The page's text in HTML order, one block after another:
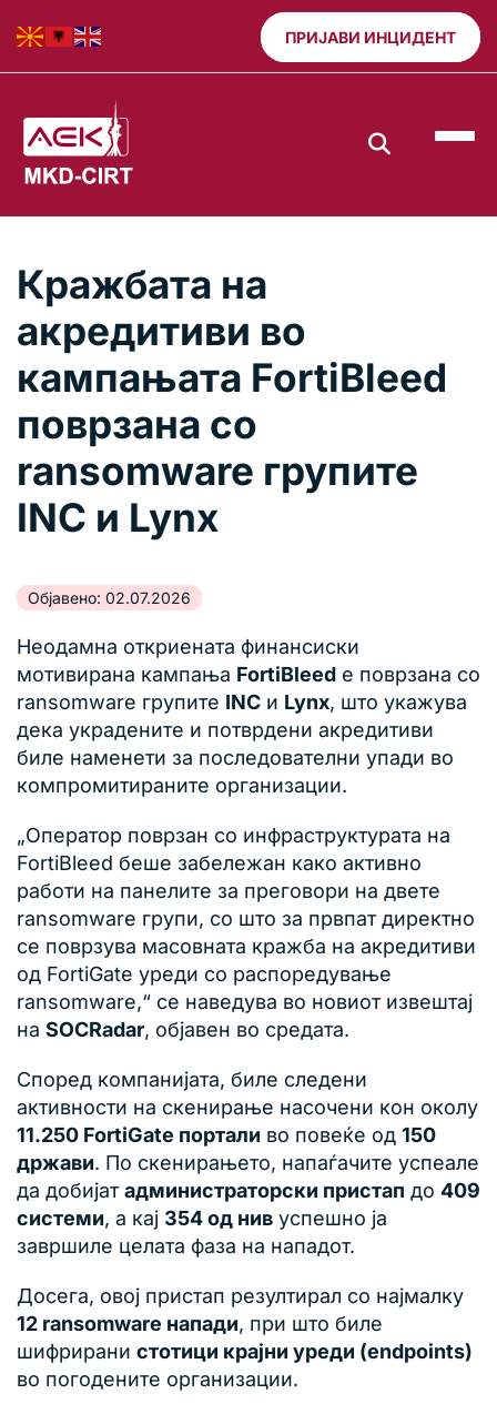
ПРИЈАВИ ИНЦИДЕНТ
Кражбата на
акредитиви во
кампањата FortiBleed
поврзана со
ransomware групите
INC и Lynx
Објавено: 02.07.2026
Неодамна откриената финансиски
мотивирана кампања FortiBleed е поврзана со
ransomware групите INC и Lynx, што укажува
дека украдените и потврдени акредитиви
биле наменети за последователни упади во
компромитираните организации.
„Оператор поврзан со инфраструктурата на
FortiBleed беше забележан како активно
работи на панелите за преговори на двете
ransomware групи, со што за првпат директно
се поврзува масовната кражба на акредитиви
од FortiGate уреди со распоредување
ransomware,“ се наведува во новиот извештај
на SOCRadar, објавен во средата.
Според компанијата, биле следени
активности на скенирање насочени кон околу
11.250 FortiGate портали во повеќе од 150
држави. По скенирањето, напаѓачите успеале
да добијатадминистраторски пристап до 409
системи, а кај 354 од нив успешно ја
завршиле целата фаза на нападот.
Досега, овој пристап резултирал со најмалку
12 ransomware напади, при што биле
шифрирани стотици крајни уреди (endpoints)
во погодените организации.